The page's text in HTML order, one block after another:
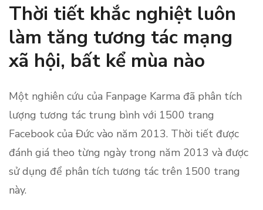
Thời tiết khắc nghiệt luôn
làm tăng tương tác mạng
xã hội, bất kể mùa nào
Một nghiên cứu của Fanpage Karma đã phân tích
lượng tương tác trung bình với 1500 trang
Facebook của Đức vào năm 2013. Thời tiết được
đánh giá theo từng ngày trong năm 2013 và được
sử dụng để phân tích tương tác trên 1500 trang
này.